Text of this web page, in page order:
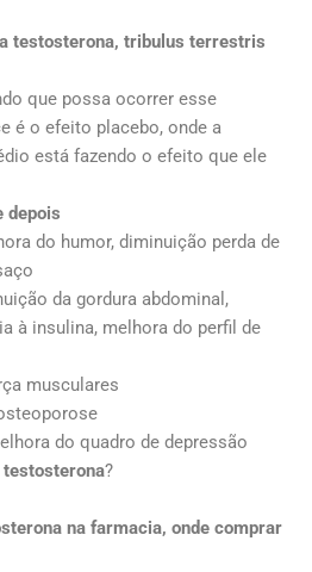
testosterona, tribulus terrestris
que possa ocorrer esse
é o efeito placebo, onde a
está fazendo o efeito que ele
depois
do humor, diminuição perda de
da gordura abdominal,
à insulina, melhora do perfil de
musculares
do quadro de depressão
?
na farmacia, onde comprar